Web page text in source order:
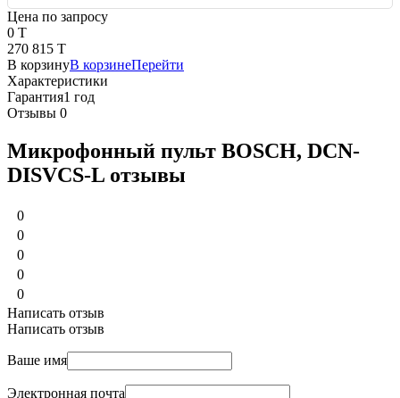
Цена по запросу
0 T
270 815 T
В корзинуВ корзинеПерейти
Характеристики
Гарантия1 год
Отзывы 0
Микрофонный пульт BOSCH, DCN-
DISVCS-L отзывы
0
0
0
0
0
Написать отзыв
Написать отзыв
Ваше имя
Электронная почта